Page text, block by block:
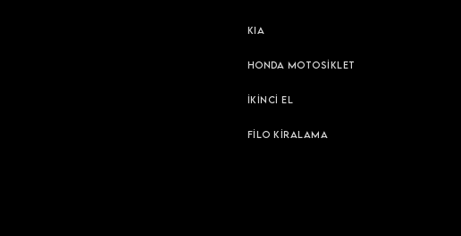
KIA
HONDA MOTOSİKLET
İKİNCİ EL
FİLO KİRALAMA